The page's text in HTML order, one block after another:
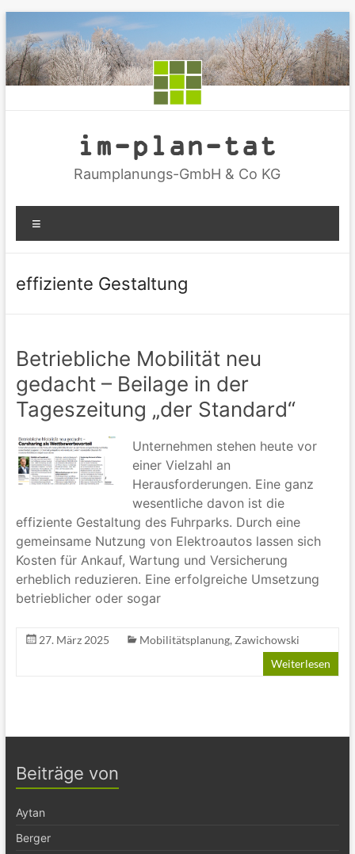
Inhalt
springen
im-plan-tat
Raumplanungs-GmbH & Co KG
effiziente Gestaltung
Betriebliche Mobilität neu
gedacht – Beilage in der
Tageszeitung „der Standard“
Unternehmen stehen heute vor
einer Vielzahl an
Herausforderungen. Eine ganz
wesentliche davon ist die
effiziente Gestaltung des Fuhrparks. Durch eine
gemeinsame Nutzung von Elektroautos lassen sich
Kosten für Ankauf, Wartung und Versicherung
erheblich reduzieren. Eine erfolgreiche Umsetzung
betrieblicher oder sogar
27. März 2025 Mobilitätsplanung, Zawichowski
Weiterlesen
Beiträge von
Aytan
Berger